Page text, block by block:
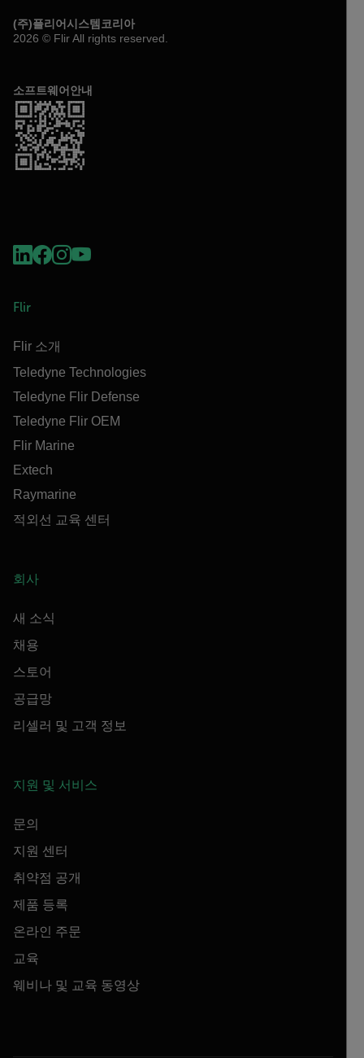
(주)플리어시스템코리아
2026 © Flir All rights reserved.
소프트웨어안내
Flir
Flir 소개
Teledyne Technologies
Teledyne Flir Defense
Teledyne Flir OEM
Flir Marine
Extech
Raymarine
적외선 교육 센터
회사
새 소식
채용
스토어
공급망
리셀러 및 고객 정보
지원 및 서비스
문의
지원 센터
취약점 공개
제품 등록
온라인 주문
교육
웨비나 및 교육 동영상